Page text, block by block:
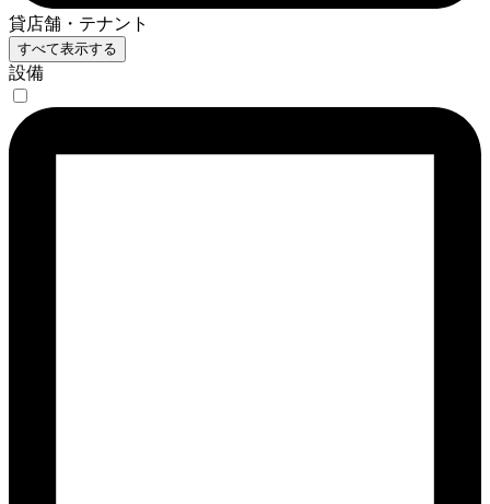
貸店舗・テナント
すべて表示する
設備